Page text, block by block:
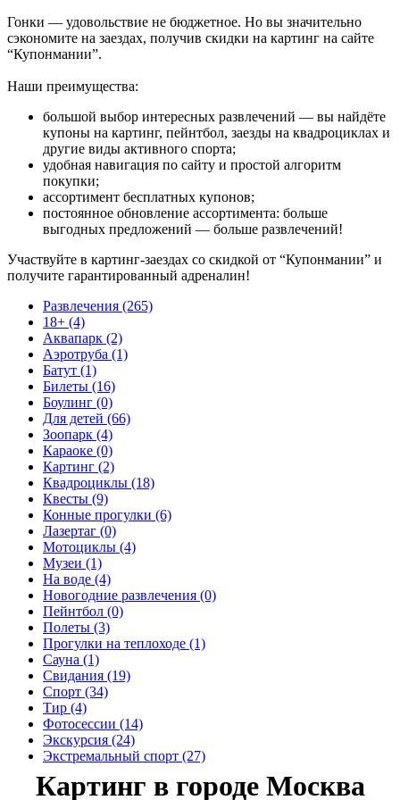
Гонки — удовольствие не бюджетное. Но вы значительно
сэкономите на заездах, получив скидки на картинг на сайте
“Купонмании”.
Наши преимущества:
большой выбор интересных развлечений — вы найдёте
купоны на картинг, пейнтбол, заезды на квадроциклах и
другие виды активного спорта;
удобная навигация по сайту и простой алгоритм
покупки;
ассортимент бесплатных купонов;
постоянное обновление ассортимента: больше
выгодных предложений — больше развлечений!
Участвуйте в картинг-заездах со скидкой от “Купонмании” и
получите гарантированный адреналин!
Развлечения (265)
18+ (4)
Аквапарк (2)
Аэротруба (1)
Батут (1)
Билеты (16)
Боулинг (0)
Для детей (66)
Зоопарк (4)
Караоке (0)
Картинг (2)
Квадроциклы (18)
Квесты (9)
Конные прогулки (6)
Лазертаг (0)
Мотоциклы (4)
Музеи (1)
На воде (4)
Новогодние развлечения (0)
Пейнтбол (0)
Полеты (3)
Прогулки на теплоходе (1)
Сауна (1)
Свидания (19)
Спорт (34)
Тир (4)
Фотосессии (14)
Экскурсия (24)
Экстремальный спорт (27)
Картинг в городе Москва